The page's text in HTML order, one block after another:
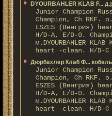
DYOURBAHLER KLAB F...
Junior Champion
Champion, Ch RKF. о.
ESZES (Венгрия)
H/D-A, E/D-0.
м.DYOURBAHLER KLAB
heart -clean. H/D-С
Дюрбахлер Клаб Ф...
Junior Champion
Champion, Ch RKF. о.
ESZES (Венгрия)
H/D-A, E/D-0.
м.DYOURBAHLER KLAB
heart -clean. H/D-С